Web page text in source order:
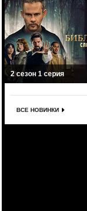
2 сезон 1 серия
ВСЕ НОВИНКИ